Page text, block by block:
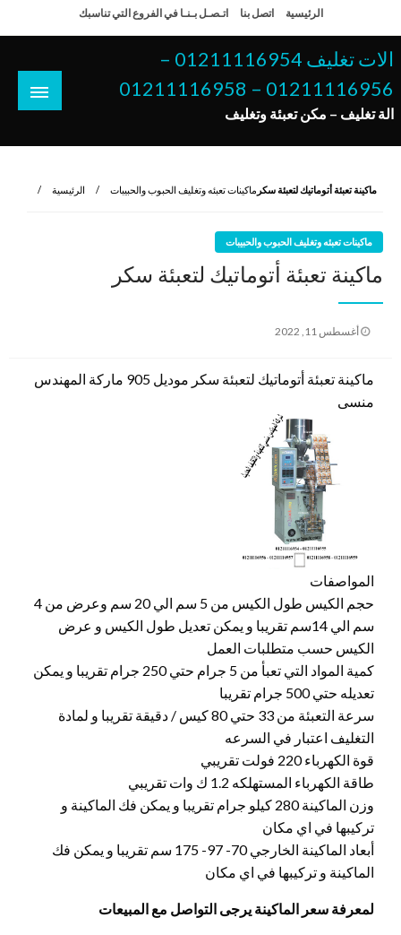
إلى
المحتوى
الرئيسية اتصل بنا اتـصـل بـنـا في الفروع التي تناسبك
الات تغليف 01211116954 –
01211116956 – 01211116958
الة تغليف – مكن تعبئة وتغليف
الرئيسية ماكينات تعبئه وتغليف الحبوب والحبيبات ماكينة تعبئة أتوماتيك لتعبئة سكر
ماكينات تعبئه وتغليف الحبوب والحبيبات
ماكينة تعبئة أتوماتيك لتعبئة سكر
نُشر
أغسطس 11, 2022
ماكينة تعبئة أتوماتيك لتعبئة سكر موديل 905 ماركة المهندس
منسى
المواصفات
حجم الكيس طول الكيس من 5 سم الي 20 سم وعرض من 4
سم الي 14سم تقريبا و يمكن تعديل طول الكيس و عرض
الكيس حسب متطلبات العمل
كمية المواد التي تعبأ من 5 جرام حتي 250 جرام تقريبا و يمكن
تعديله حتي 500 جرام تقريبا
سرعة التعبئة من 33 حتي 80 كيس / دقيقة تقريبا و لمادة
التغليف اعتبار في السرعه
قوة الكهرباء 220 فولت تقريبي
طاقة الكهرباء المستهلكه 1.2 ك وات تقريبي
وزن الماكينة 280 كيلو جرام تقريبا و يمكن فك الماكينة و
تركيبها في اي مكان
أبعاد الماكينة الخارجي 70- 97- 175 سم تقريبا و يمكن فك
الماكينة و تركيبها في اي مكان
لمعرفة سعر الماكينة يرجى التواصل مع المبيعات